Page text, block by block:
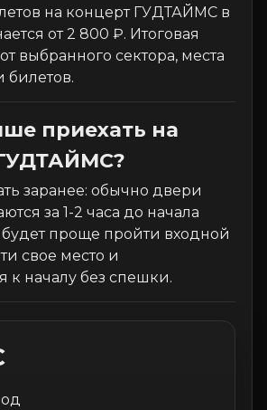
на концерт ГУДТАЙМС в
от 2 800 ₽. Итоговая
выбранного сектора, места
билетов.
приехать на
заранее: обычно двери
за 1-2 часа до начала
будет проще пройти входной
свое место и
к началу без спешки.